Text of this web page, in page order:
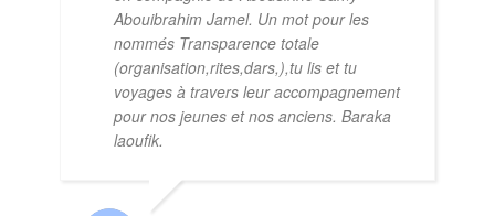
Abouibrahim Jamel. Un mot pour les
nommés Transparence totale
(organisation,rites,dars,),tu lis et tu
voyages à travers leur accompagnement
pour nos jeunes et nos anciens. Baraka
laoufik.